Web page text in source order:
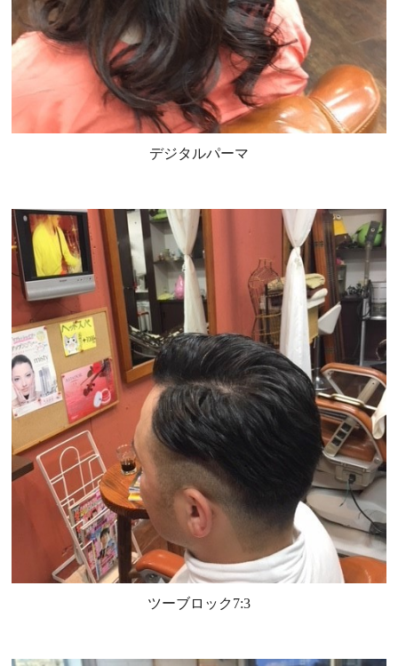
デジタルパーマ
ツーブロック7:3